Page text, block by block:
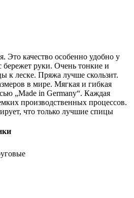
Это качество особенно удобно у
руки. Очень тонкие и
к леске. Пряжа лучше скользит.
в мире. Мягкая и гибкая
„Made in Germany“. Каждая
производственных процессов.
что только лучшие спицы